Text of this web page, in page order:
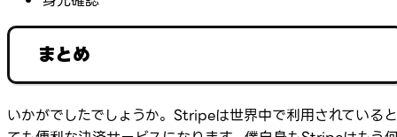
まとめ
いかがでしたでしょうか。Stripeは世界中で利用されていると